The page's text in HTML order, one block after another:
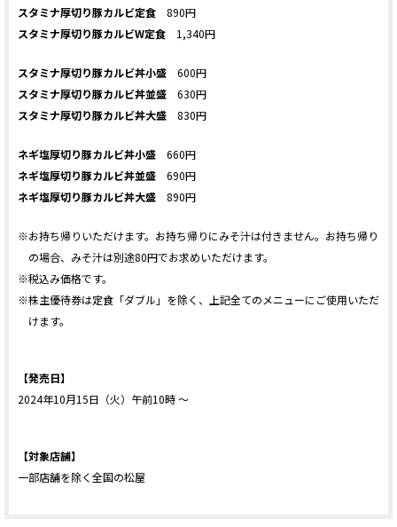
スタミナ厚切り豚カルビ定食 890円
スタミナ厚切り豚カルビW定食 1,340円
スタミナ厚切り豚カルビ丼小盛 600円
スタミナ厚切り豚カルビ丼並盛 630円
スタミナ厚切り豚カルビ丼大盛 830円
ネギ塩厚切り豚カルビ丼小盛 660円
ネギ塩厚切り豚カルビ丼並盛 690円
ネギ塩厚切り豚カルビ丼大盛 890円
※お持ち帰りいただけます。お持ち帰りにみそ汁は付きません。お持ち帰り
の場合、みそ汁は別途80円でお求めいただけます。
※税込み価格です。
※株主優待券は定食「ダブル」を除く、上記全てのメニューにご使用いただ
けます。
【発売日】
2024年10月15日（火）午前10時 ～
【対象店舗】
一部店舗を除く全国の松屋